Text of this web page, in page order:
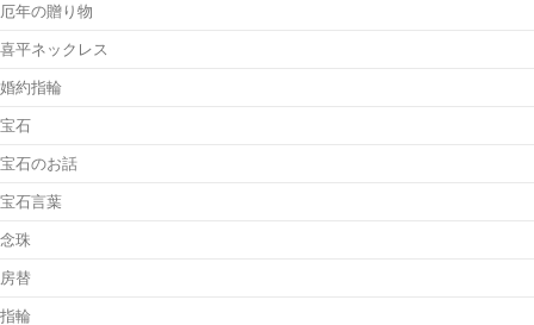
厄年の贈り物
喜平ネックレス
婚約指輪
宝石
宝石のお話
宝石言葉
念珠
房替
指輪